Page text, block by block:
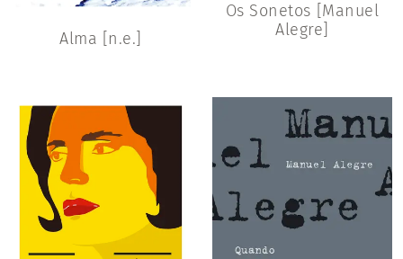
Alma [n.e.]
Os Sonetos [Manuel
Alegre]